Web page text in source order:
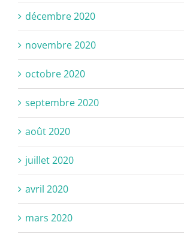
décembre 2020
novembre 2020
octobre 2020
septembre 2020
août 2020
juillet 2020
avril 2020
mars 2020